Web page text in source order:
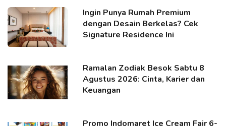
Ingin Punya Rumah Premium
dengan Desain Berkelas? Cek
Signature Residence Ini
Ramalan Zodiak Besok Sabtu 8
Agustus 2026: Cinta, Karier dan
Keuangan
Promo Indomaret Ice Cream Fair 6-